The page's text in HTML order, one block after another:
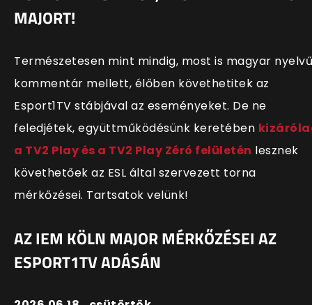
MAJORT!
Természetesen mint mindig, most is magyar nyelvű
kommentár mellett, élőben követhetitek az
Esport1TV stábjával az eseményeket. De ne
feledjétek, együttműködésünk keretében
a TV2 Play és a TV2 Play Zéró felületén lesznek
követhetőek az ESL által szervezett torna
mérkőzései. Tartsatok velünk!
AZ IEM KÖLN MAJOR MÉRKŐZÉSEI AZ
ESPORT1TV ADÁSÁN